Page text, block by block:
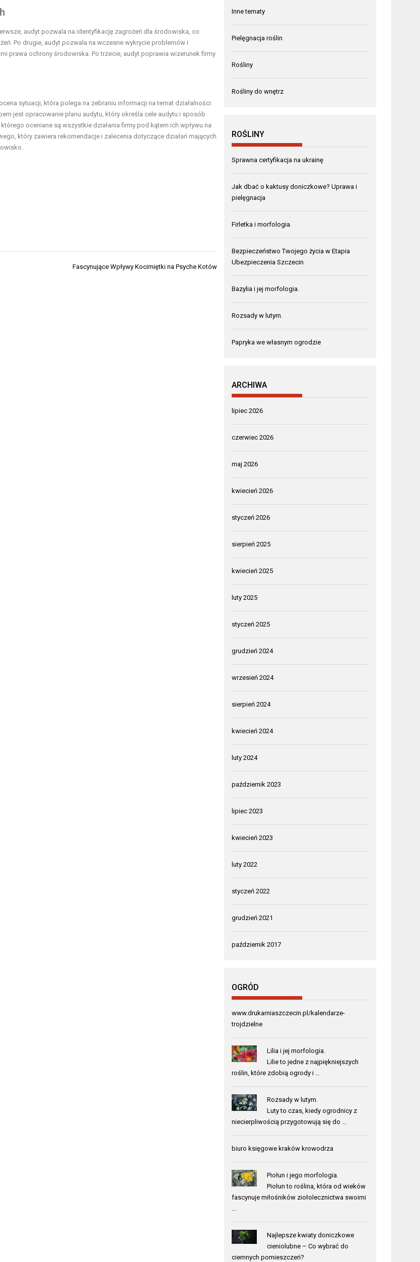
audyt pozwala na identyfikację zagrożeń dla środowiska, co
Po drugie, audyt pozwala na wczesne wykrycie problemów i
prawa ochrony środowiska. Po trzecie, audyt poprawia wizerunek firmy
sytuacji, która polega na zebraniu informacji na temat działalności
jest opracowanie planu audytu, który określa cele audytu i sposób
oceniane są wszystkie działania firmy pod kątem ich wpływu na
który zawiera rekomendacje i zalecenia dotyczące działań mających
Fascynujące Wpływy Kocimiętki na Psyche Kotów
Inne tematy
Pielęgnacja roślin
Rośliny
Rośliny do wnętrz
ROŚLINY
Sprawna certyfikacja na ukrainę
Jak dbać o kaktusy doniczkowe? Uprawa i
pielęgnacja
Firletka i morfologia.
Bezpieczeństwo Twojego życia w Etapia
Ubezpieczenia Szczecin
Bazylia i jej morfologia.
Rozsady w lutym.
Papryka we własnym ogrodzie
ARCHIWA
lipiec 2026
czerwiec 2026
maj 2026
kwiecień 2026
styczeń 2026
sierpień 2025
kwiecień 2025
luty 2025
styczeń 2025
grudzień 2024
wrzesień 2024
sierpień 2024
kwiecień 2024
luty 2024
październik 2023
lipiec 2023
kwiecień 2023
luty 2022
styczeń 2022
grudzień 2021
październik 2017
OGRÓD
www.drukarniaszczecin.pl/kalendarze-
trojdzielne
Lilia i jej morfologia.
Lilie to jedne z najpiękniejszych
roślin, które zdobią ogrody i …
Rozsady w lutym.
Luty to czas, kiedy ogrodnicy z
niecierpliwością przygotowują się do …
biuro księgowe kraków krowodrza
Piołun i jego morfologia.
Piołun to roślina, która od wieków
fascynuje miłośników ziołolecznictwa swoimi
Najlepsze kwiaty doniczkowe
cieniolubne – Co wybrać do
ciemnych pomieszczeń?